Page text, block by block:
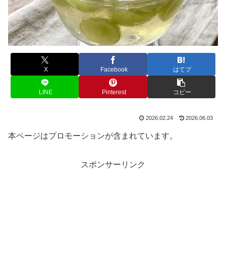
X Facebook はてブ
LINE Pinterest コピー
2026.02.24 2026.06.03
本ページはプロモーションが含まれています。
スポンサーリンク